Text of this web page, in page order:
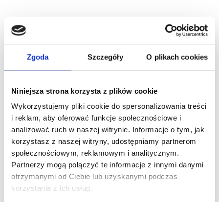
Zgoda Szczegóły O plikach cookies
Niniejsza strona korzysta z plików cookie
Wykorzystujemy pliki cookie do spersonalizowania treści
i reklam, aby oferować funkcje społecznościowe i
analizować ruch w naszej witrynie. Informacje o tym, jak
korzystasz z naszej witryny, udostępniamy partnerom
społecznościowym, reklamowym i analitycznym.
Partnerzy mogą połączyć te informacje z innymi danymi
otrzymanymi od Ciebie lub uzyskanymi podczas
korzystania z ich usług.
Zaloguj się, aby zobaczyć cenę
DOLCE&GABBANA DEVOTION POUR HOMME EDP
woda perfumowana
Zaloguj się
Dlaczego warto?
Oryginalny produkt z autoryzowanej
dystrybucji